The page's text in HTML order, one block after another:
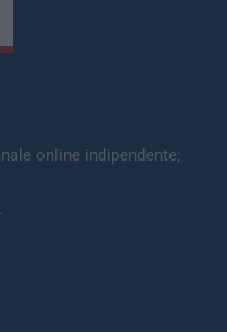
online indipendente;